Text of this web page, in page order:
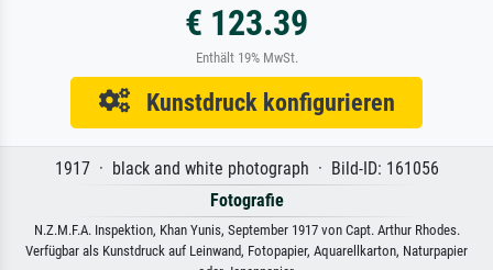
€ 123.39
Enthält 19% MwSt.
Kunstdruck konfigurieren
1917 · black and white photograph · Bild-ID: 161056
Fotografie
N.Z.M.F.A. Inspektion, Khan Yunis, September 1917 von Capt. Arthur Rhodes.
Verfügbar als Kunstdruck auf Leinwand, Fotopapier, Aquarellkarton, Naturpapier